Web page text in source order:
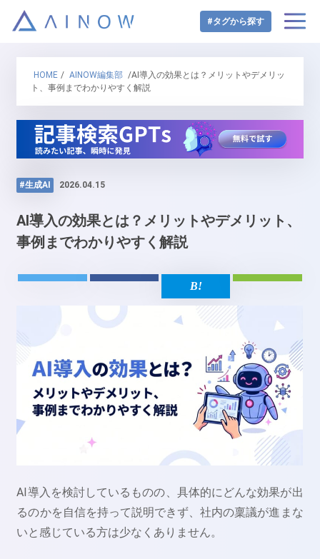
#タグから探す
HOME / AINOW編集部 /AI導入の効果とは？メリットやデメリッ
ト、事例までわかりやすく解説
#生成AI 2026.04.15
AI導入の効果とは？メリットやデメリット、
事例までわかりやすく解説
AI導入を検討しているものの、具体的にどんな効果が出
るのかを自信を持って説明できず、社内の稟議が進まな
いと感じている方は少なくありません。